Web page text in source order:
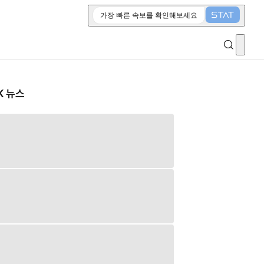
가장 빠른 속보를 확인해보세요
뉴스